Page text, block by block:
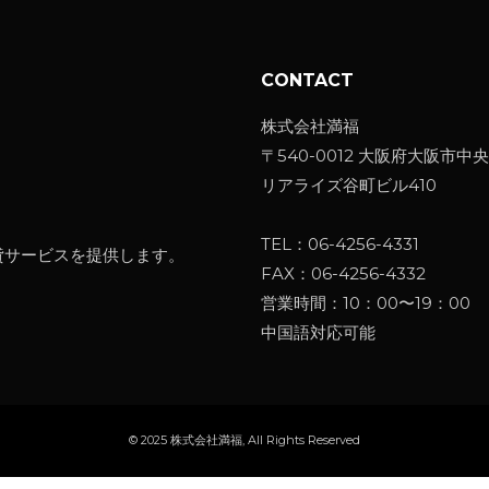
ービスを提供します。
CONTACT
株式会社満福
〒540-0012 大阪府大阪市中
リアライズ谷町ビル410
TEL： 06-4256-4331
FAX：06-4256-4332
営業時間：10：00〜19：00
中国語対応可能
© 2025 株式会社満福, All Rights Reserved